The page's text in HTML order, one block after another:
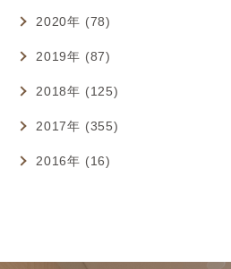
2020年 (78)
2019年 (87)
2018年 (125)
2017年 (355)
2016年 (16)